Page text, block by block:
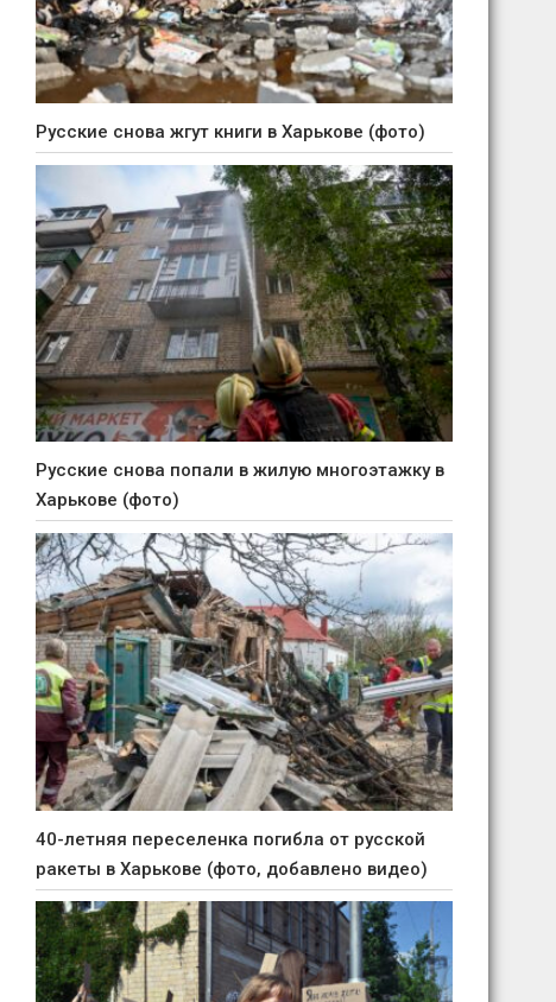
Русские снова жгут книги в Харькове (фото)
Русские снова попали в жилую многоэтажку в
Харькове (фото)
40-летняя переселенка погибла от русской
ракеты в Харькове (фото, добавлено видео)